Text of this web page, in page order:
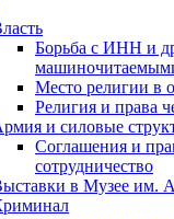
Борьба с ИНН и
Место религии в
Религия и права
и силовые
Соглашения и
сотрудничество
в Музее им.